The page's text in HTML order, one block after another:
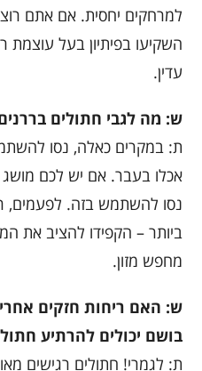
למרחקים יחסית. אם אתם
השקיעו בפיתיון בעל עוצמת
עדין.
ש: מה לגבי חתולים
ת: במקרים כאלה, נסו
אכלו בעבר. אם יש לכם
נסו להשתמש בזה. לפעמים,
ביותר – הקפידו להציב את
מחפש מזון.
ש: האם ריחות חזקים
בושם יכולים להרתיע
ת: לגמרי! חתולים רגישים